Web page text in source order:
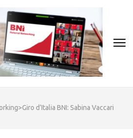
>Giro d’Italia BNI: Sabina Vaccari